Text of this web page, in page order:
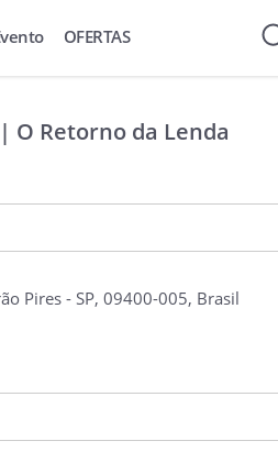
OFERTAS
O Retorno da Lenda
Pires - SP, 09400-005, Brasil